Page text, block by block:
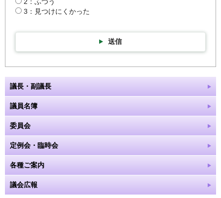
3：見つけにくかった
送信
議長・副議長
議員名簿
委員会
定例会・臨時会
各種ご案内
議会広報